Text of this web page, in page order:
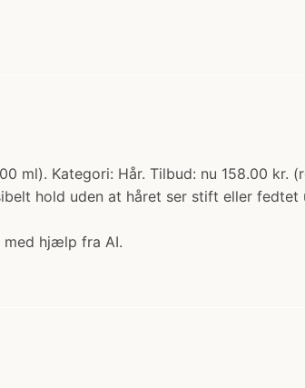
ml). Kategori: Hår. Tilbud: nu 158.00
hold uden at håret ser stift eller fedtet
med hjælp fra AI.